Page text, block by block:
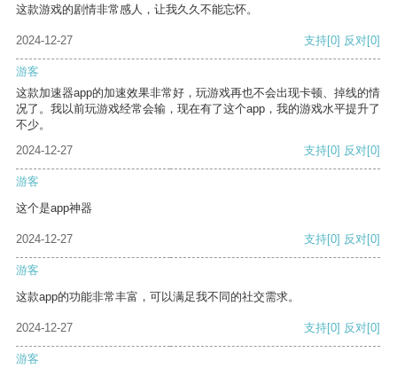
这款游戏的剧情非常感人，让我久久不能忘怀。
2024-12-27 支持[0] 反对[0]
游客
这款加速器app的加速效果非常好，玩游戏再也不会出现卡顿、掉线的情
况了。我以前玩游戏经常会输，现在有了这个app，我的游戏水平提升了
不少。
2024-12-27
支持[0] 反对[0]
游客
这个是app神器
2024-12-27 支持[0] 反对[0]
游客
这款app的功能非常丰富，可以满足我不同的社交需求。
2024-12-27 支持[0] 反对[0]
游客